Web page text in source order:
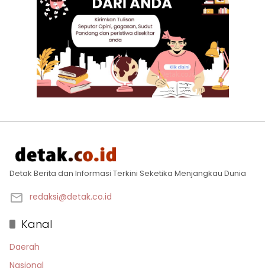
Detak Berita dan Informasi Terkini Seketika Menjangkau Dunia
redaksi@detak.co.id
Kanal
Daerah
Nasional